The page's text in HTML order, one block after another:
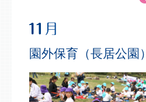
園外保育（長居公園）